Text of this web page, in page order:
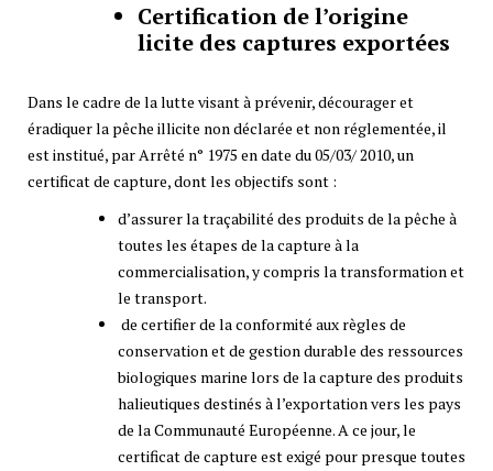
Certification de l’origine
licite des captures exportées
Dans le cadre de la lutte visant à prévenir, décourager et
éradiquer la pêche illicite non déclarée et non réglementée, il
est institué, par Arrêté n° 1975 en date du 05/03/ 2010, un
certificat de capture, dont les objectifs sont :
d’assurer la traçabilité des produits de la pêche à
toutes les étapes de la capture à la
commercialisation, y compris la transformation et
le transport.
de certifier de la conformité aux règles de
conservation et de gestion durable des ressources
biologiques marine lors de la capture des produits
halieutiques destinés à l’exportation vers les pays
de la Communauté Européenne. A ce jour, le
certificat de capture est exigé pour presque toutes